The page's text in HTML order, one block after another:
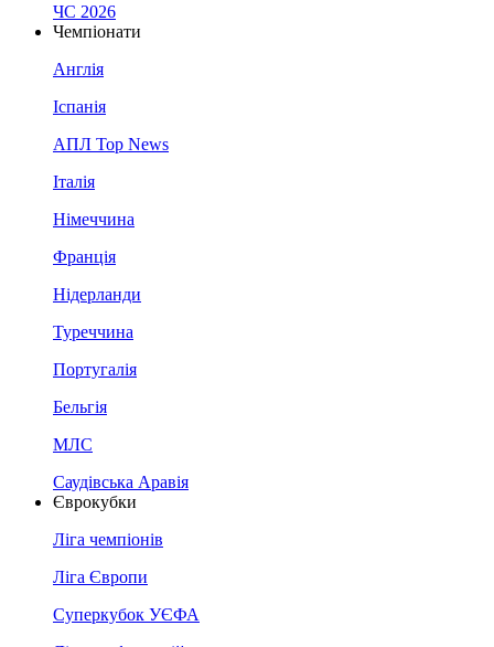
ЧС 2026
Чемпіонати
Англія
Іспанія
АПЛ Top News
Італія
Німеччина
Франція
Нідерланди
Туреччина
Португалія
Бельгія
МЛС
Саудівська Аравія
Єврокубки
Ліга чемпіонів
Ліга Європи
Суперкубок УЄФА